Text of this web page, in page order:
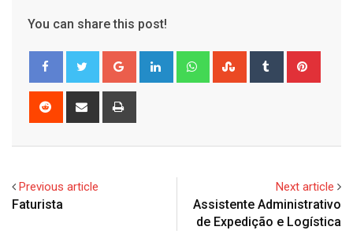
You can share this post!
Google+ LinkedIn WhatsappStumbleUpon
Tumblr
Reddit
Share
Previous article
Faturista
Next article
Assistente Administrativo
de Expedição e Logística